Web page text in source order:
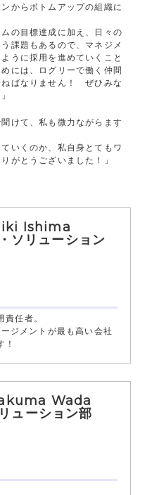
からボトムアップの組織に
の目標達成に加え、日々の
課題もあるので、マネジメ
うに採用を進めていくこと
には、ログリーで働く仲間
ねばなりません！ ぜひみな
けて、私も微力ながらます
いくのか、私自身とてもワ
がとうございました！」
Ishima
ソリューション
任者。
ジメントが最も高い会社
Wada
ューション部